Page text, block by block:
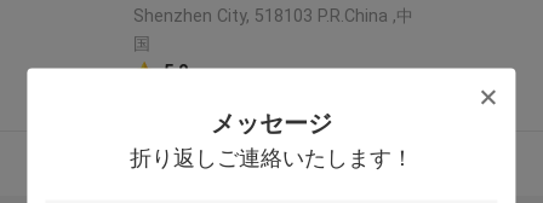
メッセージ
折り返しご連絡いたします！
Shenzhen City, 518103 P.R.China ,中
国
5.0
多くを見て下さい